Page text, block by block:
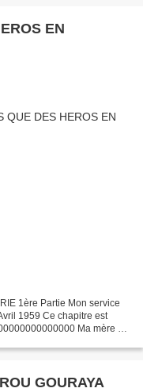
EN
1ère Partie Mon service
1959 Ce chapitre est
Ma mère a
GOURAYA